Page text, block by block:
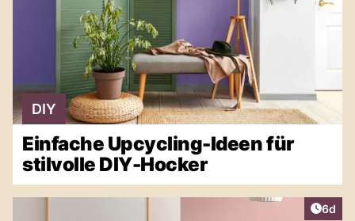
DIY
Einfache Upcycling-Ideen für
stilvolle DIY-Hocker
6d